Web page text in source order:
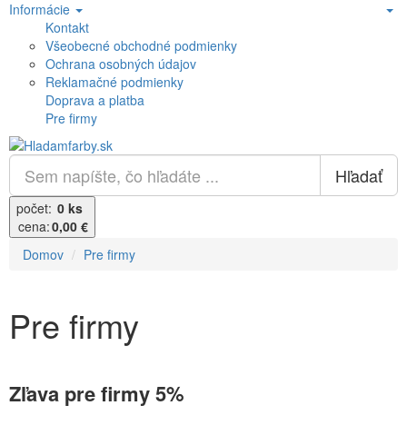
Informácie
Kontakt
Všeobecné obchodné podmienky
Ochrana osobných údajov
Reklamačné podmienky
Doprava a platba
Pre firmy
Hľadať
počet: 0 ks
cena:0,00 €
Domov
Pre firmy
Pre firmy
Zľava pre firmy 5%